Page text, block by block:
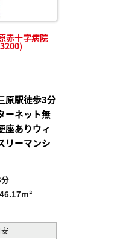
赤十字病院
原駅徒歩3分
ーネット無
座ありウィ
リーマンシ
46.17m²